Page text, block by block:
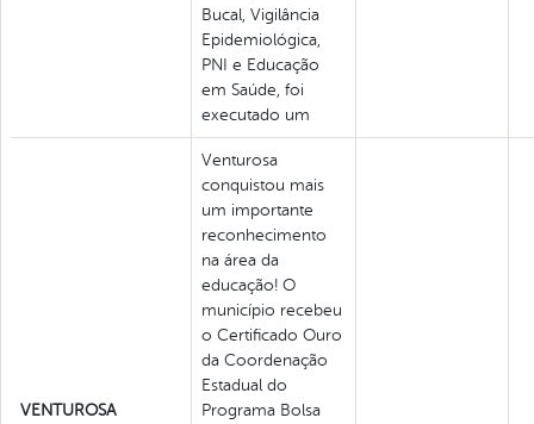
Bucal, Vigilância
Epidemiológica,
PNI e Educação
em Saúde, foi
executado um
VENTUROSA
Venturosa
conquistou mais
um importante
reconhecimento
na área da
educação! O
município recebeu
o Certificado Ouro
da Coordenação
Estadual do
Programa Bolsa